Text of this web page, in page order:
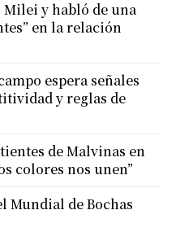
y habló de una
en la relación
espera señales
y reglas de
de Malvinas en
colores nos unen”
Mundial de Bochas